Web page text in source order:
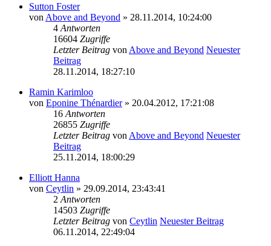
Sutton Foster
von Above and Beyond » 28.11.2014, 10:24:00
4 Antworten
16604 Zugriffe
Letzter Beitrag von Above and Beyond Neuester
Beitrag
28.11.2014, 18:27:10
Ramin Karimloo
von Eponine Thénardier» 20.04.2012, 17:21:08
16 Antworten
26855 Zugriffe
Letzter Beitrag von Above and Beyond Neuester
Beitrag
25.11.2014, 18:00:29
Elliott Hanna
von Ceytlin » 29.09.2014, 23:43:41
2 Antworten
14503 Zugriffe
Letzter Beitrag von Ceytlin Neuester Beitrag
06.11.2014, 22:49:04